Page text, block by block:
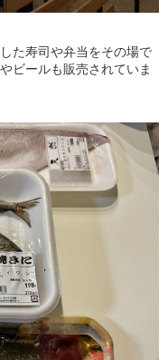
た寿司や弁当をその場で
ビールも販売されていま